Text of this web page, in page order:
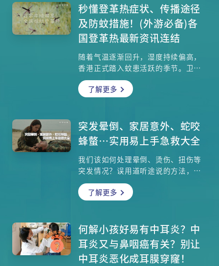
秒懂登革热症状、传播途径
及防蚊措施！(外游必备)各
国登革热最新资讯连结
随着气温逐渐回升，湿度持续偏高，
香港正式踏入蚊患活跃的季节。卫生
署卫生防护中心正调查本港今年首宗
本地登革热个案，并联同多个政府部
防蚊方法，以预防感染。
了解更多
突发晕倒、家居意外、蛇咬
蜂螫…实用易上手急救大全
我们该如何处理晕倒、烫伤、扭伤等
突发情况？误用道听途说的方法，很
可能令情况更严重！本集找来香港急
症科医学院前院长，急症科专科萧粤
了解更多
何解小孩好易有中耳炎？中
耳炎又与鼻咽癌有关？别让
中耳炎恶化成耳膜穿窿！